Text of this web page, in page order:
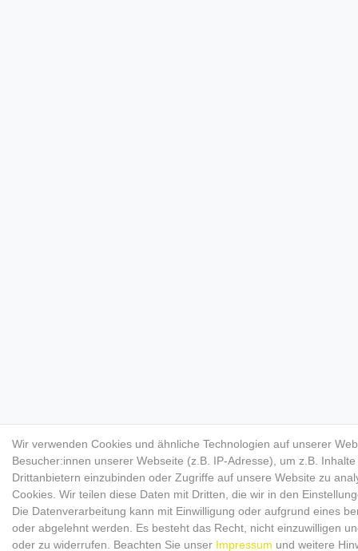
Wir verwenden Cookies und ähnliche Technologien auf unserer
Besucher:innen unserer Webseite (z.B. IP-Adresse), um z.B.
Drittanbietern einzubinden oder Zugriffe auf unsere Website zu
Cookies. Wir teilen diese Daten mit Dritten, die wir in den
Die Datenverarbeitung kann mit Einwilligung oder aufgrund eines
oder abgelehnt werden. Es besteht das Recht, nicht einzuwilligen
oder zu widerrufen. Beachten Sie unser Impressum und weitere